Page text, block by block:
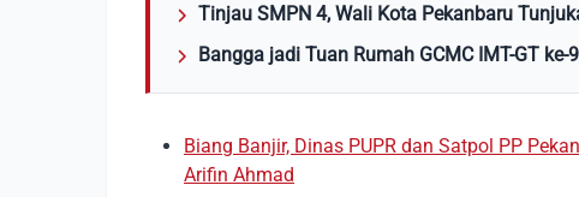
Tinjau SMPN 4, Wali Kota Pekanbaru
Bangga jadi Tuan Rumah GCMC IMT-GT
Biang Banjir, Dinas PUPR dan Satpol PP
Arifin Ahmad